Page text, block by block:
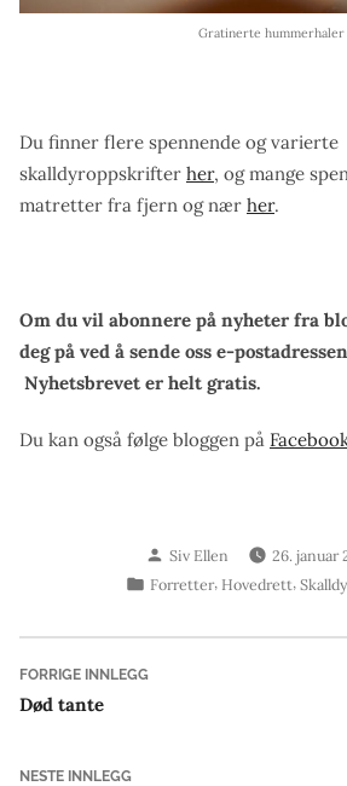
Gratinerte hummerhaler
Du finner flere spennende og varierte
skalldyroppskrifter her, og mange
matretter fra fjern og nær her.
Om du vil abonnere på nyheter fra
deg på ved å sende oss e-
Nyhetsbrevet er helt gratis.
Du kan også følge bloggen på
Skrevet
av
Siv Ellen
26. januar
Publisert
Forretter, Hovedrett,
FORRIGE INNLEGGForrige
Død tante
NESTE INNLEGGNeste